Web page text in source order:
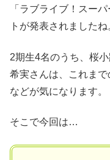
「ラブライブ！スー
トが発表されましたね
2期生4名のうち、桜
希実さんは、これま
などが気になります。
そこで今回は…